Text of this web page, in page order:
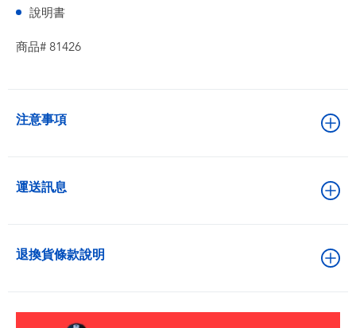
說明書
商品# 81426
注意事項
運送訊息
退換貨條款說明